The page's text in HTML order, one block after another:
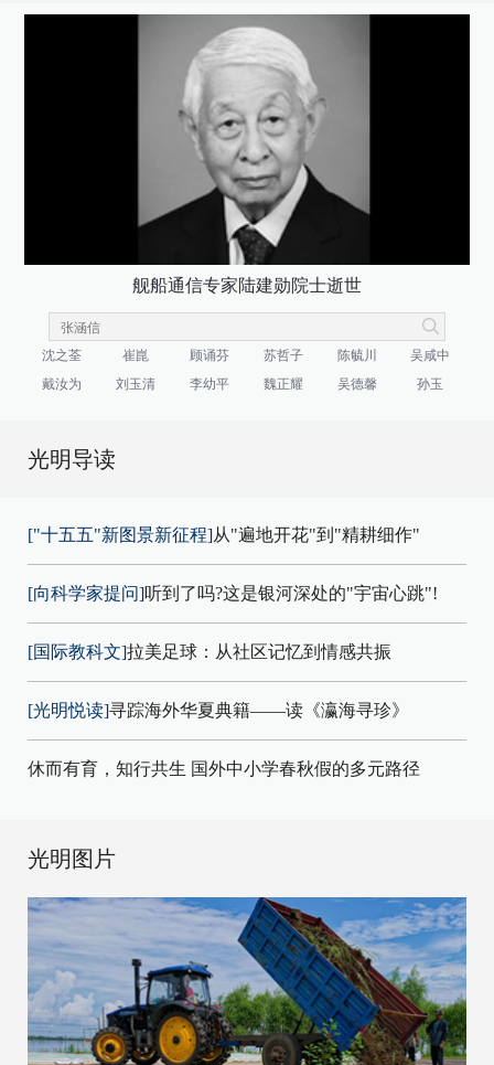
舰船通信专家陆建勋院士逝世
沈之荃 崔崑 顾诵芬 苏哲子 陈毓川
吴咸中
戴汝为
刘玉清 李幼平 魏正耀 吴德馨 孙玉
光明导读
["十五五"新图景新征程]从"遍地开花"到"精耕细作"
[向科学家提问]听到了吗?这是银河深处的"宇宙心跳"!
[国际教科文]拉美足球：从社区记忆到情感共振
[光明悦读]寻踪海外华夏典籍——读《瀛海寻珍》
休而有育，知行共生 国外中小学春秋假的多元路径
光明图片